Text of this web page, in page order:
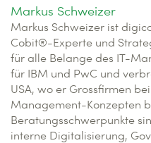
Markus Schweizer
Markus Schweizer ist
Cobit®-Experte und
für alle Belange des IT-
für IBM und PwC und
USA, wo er Grossfirmen
Management-Konzepten
Beratungsschwerpunkte
interne Digitalisierung,